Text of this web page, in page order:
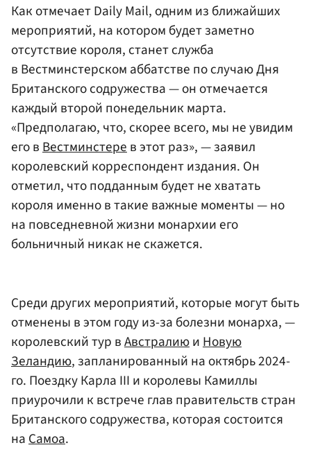
Как отмечает Daily Mail, одним из ближайших
мероприятий, на котором будет заметно
отсутствие короля, станет служба
в Вестминстерском аббатстве по случаю Дня
Британского содружества — он отмечается
каждый второй понедельник марта.
«Предполагаю, что, скорее всего, мы не увидим
его вВестминстерев этот раз», — заявил
королевский корреспондент издания. Он
отметил, что подданным будет не хватать
короля именно в такие важные моменты — но
на повседневной жизни монархии его
больничный никак не скажется.
Среди других мероприятий, которые могут быть
отменены в этом году из-за болезни монарха, —
королевский тур вАвстралиюиНовую
Зеландию, запланированный на октябрь 2024-
го. Поездку Карла III и королевы Камиллы
приурочили к встрече глав правительств стран
Британского содружества, которая состоится
наСамоа.